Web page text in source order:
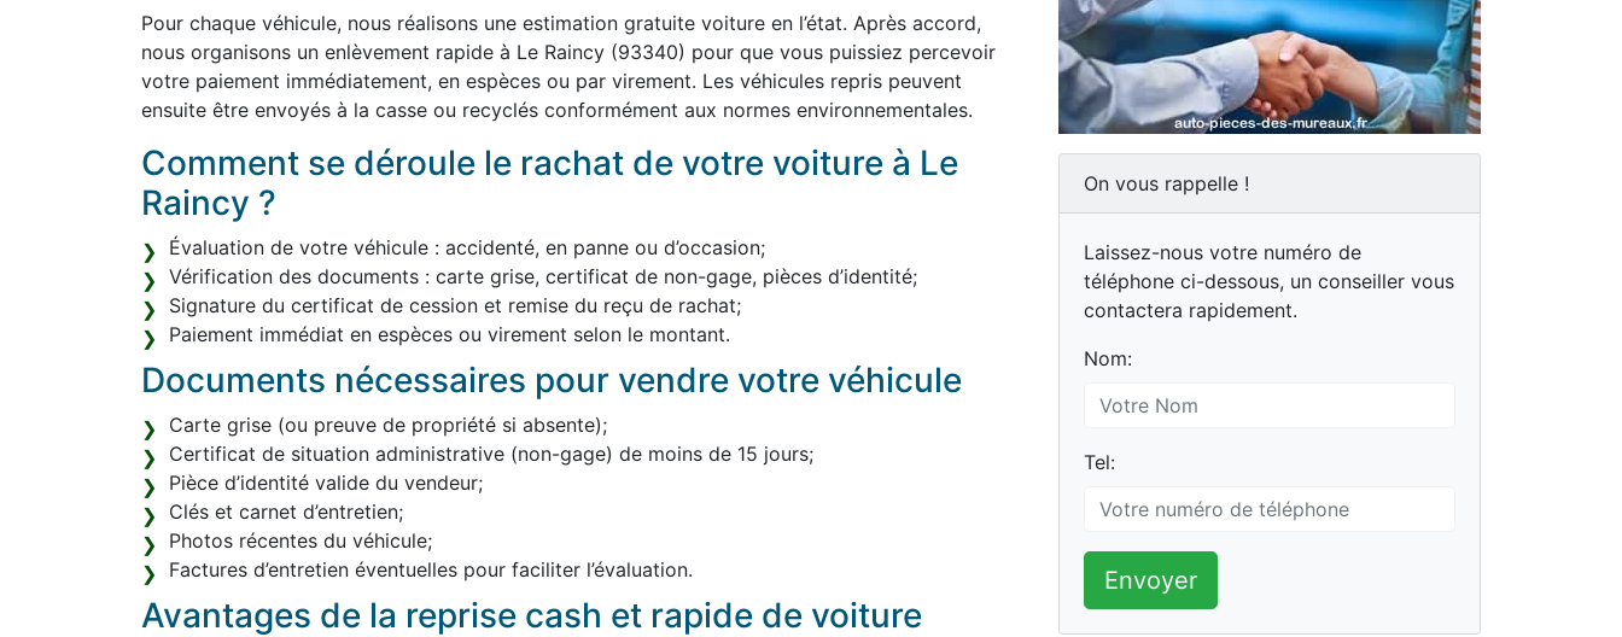
Pour chaque véhicule, nous réalisons une estimation gratuite voiture en l’état. Après accord,
nous organisons un enlèvement rapide à Le Raincy (93340) pour que vous puissiez percevoir
votre paiement immédiatement, en espèces ou par virement. Les véhicules repris peuvent
ensuite être envoyés à la casse ou recyclés conformément aux normes environnementales.
Comment se déroule le rachat de votre voiture à Le
Raincy ?
Évaluation de votre véhicule : accidenté, en panne ou d’occasion;
Vérification des documents : carte grise, certificat de non-gage, pièces d’identité;
Signature du certificat de cession et remise du reçu de rachat;
Paiement immédiat en espèces ou virement selon le montant.
Documents nécessaires pour vendre votre véhicule
Carte grise (ou preuve de propriété si absente);
Certificat de situation administrative (non-gage) de moins de 15 jours;
Pièce d’identité valide du vendeur;
Clés et carnet d’entretien;
Photos récentes du véhicule;
Factures d’entretien éventuelles pour faciliter l’évaluation.
Avantages de la reprise cash et rapide de voiture
On vous rappelle !
Laissez-nous votre numéro de
téléphone ci-dessous, un conseiller vous
contactera rapidement.
Nom:
Tel:
Envoyer